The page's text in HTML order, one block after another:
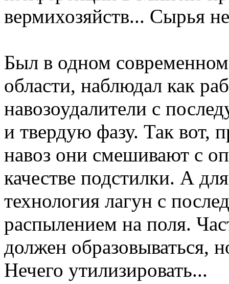
вермихозяйств... Сырья
Был в одном
области, наблюдал как
навозоудалители с
и твердую фазу. Так вот,
навоз они смешивают с
качестве подстилки. А
технология лагун с
распылением на поля.
должен образовываться,
Нечего утилизировать...